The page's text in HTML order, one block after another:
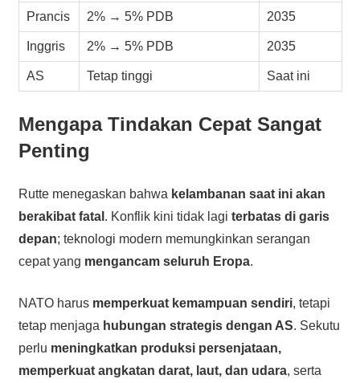
Prancis 2% → 5% PDB 2035
Inggris 2% → 5% PDB 2035
AS Tetap tinggi Saat ini
Mengapa Tindakan Cepat Sangat
Penting
Rutte menegaskan bahwa kelambanan saat ini akan
berakibat fatal . Konflik kini tidak lagi terbatas di garis
depan; teknologi modern memungkinkan serangan
cepat yang mengancam seluruh Eropa.
NATO harus memperkuat kemampuan sendiri, tetapi
tetap menjaga hubungan strategis dengan AS. Sekutu
perlu meningkatkan produksi persenjataan,
memperkuat angkatan darat, laut, dan udara, serta